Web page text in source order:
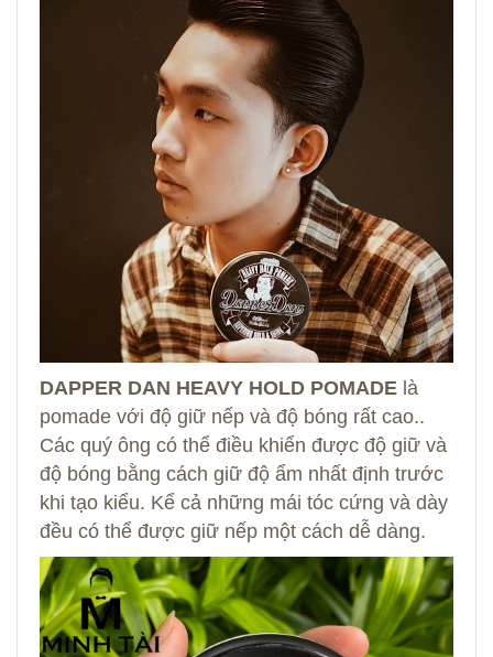
DAPPER DAN HEAVY HOLD POMADE là
pomade với độ giữ nếp và độ bóng rất cao..
Các quý ông có thể điều khiển được độ giữ và
độ bóng bằng cách giữ độ ẩm nhất định trước
khi tạo kiểu. Kể cả những mái tóc cứng và dày
đều có thể được giữ nếp một cách dễ dàng.